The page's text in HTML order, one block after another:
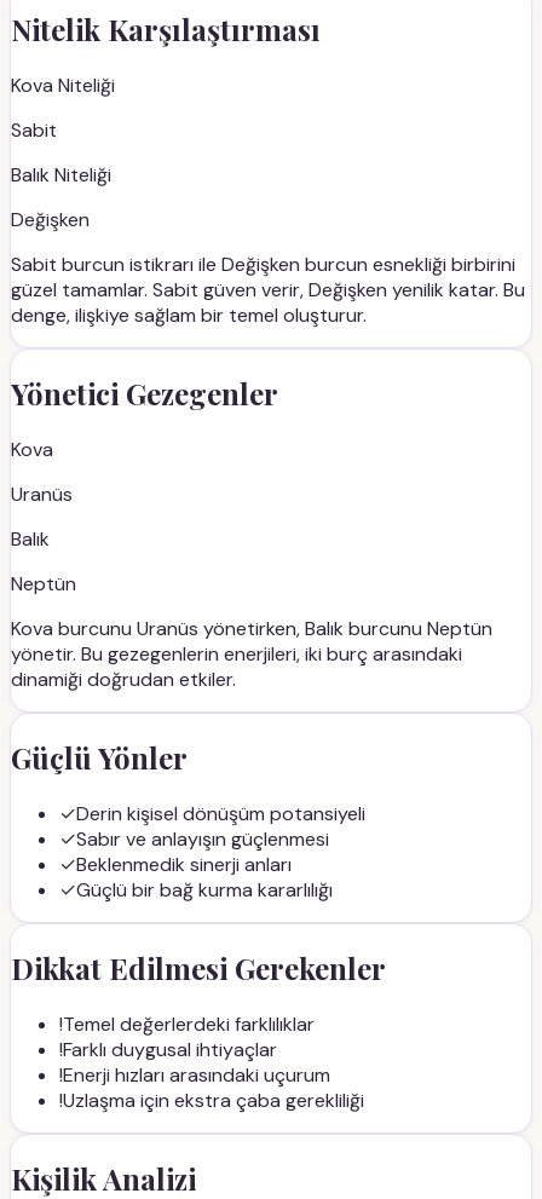
Nitelik Karşılaştırması
Kova Niteliği
Sabit
Balık Niteliği
Değişken
Sabit burcun istikrarı ile Değişken burcun esnekliği birbirini
güzel tamamlar. Sabit güven verir, Değişken yenilik katar. Bu
denge, ilişkiye sağlam bir temel oluşturur.
Yönetici Gezegenler
Kova
Uranüs
Balık
Neptün
Kova burcunu Uranüs yönetirken,Balık burcunu Neptün
yönetir. Bu gezegenlerin enerjileri, iki burç arasındaki
dinamiği doğrudan etkiler.
Güçlü Yönler
✓Derin kişisel dönüşüm potansiyeli
✓Sabır ve anlayışın güçlenmesi
✓Beklenmedik sinerji anları
✓Güçlü bir bağ kurma kararlılığı
Dikkat Edilmesi Gerekenler
!Temel değerlerdeki farklılıklar
!Farklı duygusal ihtiyaçlar
!Enerji hızları arasındaki uçurum
!Uzlaşma için ekstra çaba gerekliliği
Kişilik Analizi